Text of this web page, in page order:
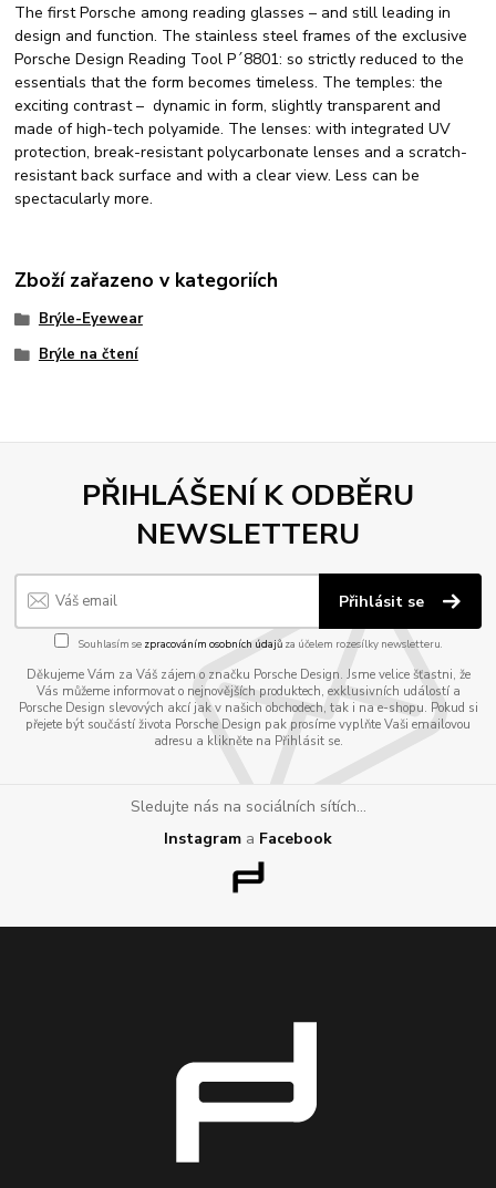
The first Porsche among reading glasses – and still leading in
design and function. The stainless steel frames of the exclusive
Porsche Design Reading Tool P´8801: so strictly reduced to the
essentials that the form becomes timeless. The temples: the
exciting contrast – dynamic in form, slightly transparent and
made of high-tech polyamide. The lenses: with integrated UV
protection, break-resistant polycarbonate lenses and a scratch-
resistant back surface and with a clear view. Less can be
spectacularly more.
Zboží zařazeno v kategoriích
Brýle-Eyewear
Brýle na čtení
PŘIHLÁŠENÍ K ODBĚRU
NEWSLETTERU
Přihlásit se
Souhlasím se zpracováním osobních údajůza účelem rozesílky newsletteru.
Děkujeme Vám za Váš zájem o značku Porsche Design. Jsme velice šťastni, že
Vás můžeme informovat o nejnovějších produktech, exklusivních událostí a
Porsche Design slevových akcí jak v našich obchodech, tak i na e-shopu. Pokud si
přejete být součástí života Porsche Design pak prosíme vyplňte Vaši emailovou
adresu a klikněte na Přihlásit se.
Sledujte nás na sociálních sítích...
Instagram a Facebook